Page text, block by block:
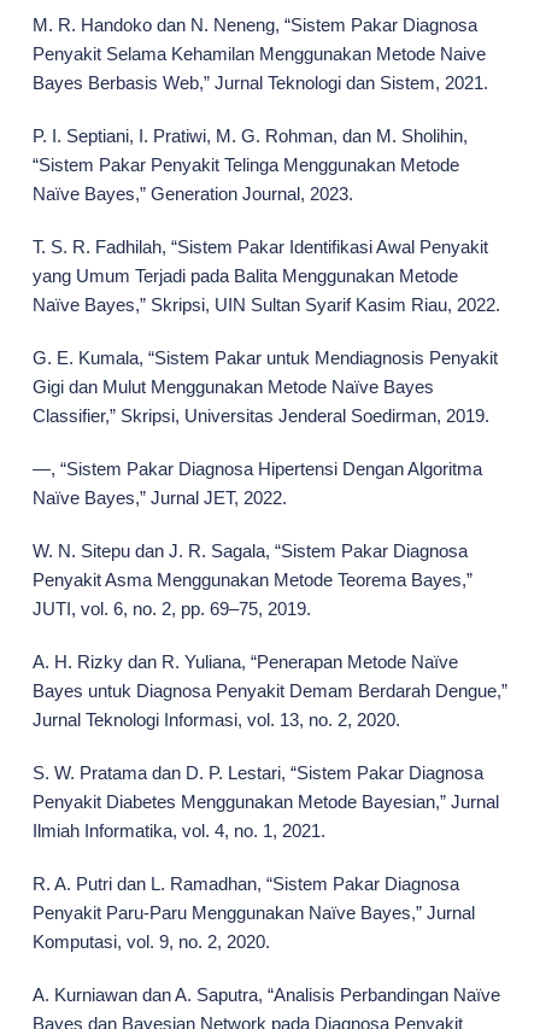
M. R. Handoko dan N. Neneng, “Sistem Pakar Diagnosa
Penyakit Selama Kehamilan Menggunakan Metode Naive
Bayes Berbasis Web,” Jurnal Teknologi dan Sistem, 2021.
P. I. Septiani, I. Pratiwi, M. G. Rohman, dan M. Sholihin,
“Sistem Pakar Penyakit Telinga Menggunakan Metode
Naïve Bayes,” Generation Journal, 2023.
T. S. R. Fadhilah, “Sistem Pakar Identifikasi Awal Penyakit
yang Umum Terjadi pada Balita Menggunakan Metode
Naïve Bayes,” Skripsi, UIN Sultan Syarif Kasim Riau, 2022.
G. E. Kumala, “Sistem Pakar untuk Mendiagnosis Penyakit
Gigi dan Mulut Menggunakan Metode Naïve Bayes
Classifier,” Skripsi, Universitas Jenderal Soedirman, 2019.
—, “Sistem Pakar Diagnosa Hipertensi Dengan Algoritma
Naïve Bayes,” Jurnal JET, 2022.
W. N. Sitepu dan J. R. Sagala, “Sistem Pakar Diagnosa
Penyakit Asma Menggunakan Metode Teorema Bayes,”
JUTI, vol. 6, no. 2, pp. 69–75, 2019.
A. H. Rizky dan R. Yuliana, “Penerapan Metode Naïve
Bayes untuk Diagnosa Penyakit Demam Berdarah Dengue,”
Jurnal Teknologi Informasi, vol. 13, no. 2, 2020.
S. W. Pratama dan D. P. Lestari, “Sistem Pakar Diagnosa
Penyakit Diabetes Menggunakan Metode Bayesian,” Jurnal
Ilmiah Informatika, vol. 4, no. 1, 2021.
R. A. Putri dan L. Ramadhan, “Sistem Pakar Diagnosa
Penyakit Paru-Paru Menggunakan Naïve Bayes,” Jurnal
Komputasi, vol. 9, no. 2, 2020.
A. Kurniawan dan A. Saputra, “Analisis Perbandingan Naïve
Bayes dan Bayesian Network pada Diagnosa Penyakit